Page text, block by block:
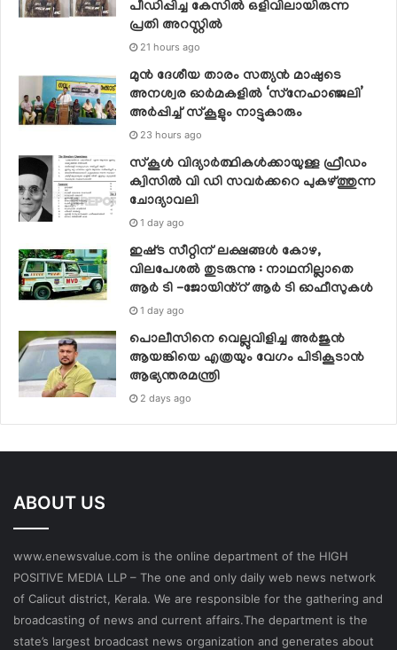
പീഡിപ്പിച്ച കേസിൽ ഒളിവിലായിരുന്ന
പ്രതി അറസ്റ്റിൽ
21 hours ago
മുൻ ദേശീയ താരം സത്യൻ മാഷുടെ
അനശ്വര ഓർമകളിൽ ‘സ്‌നേഹാഞ്ജലി’
അർപ്പിച്ച് സ്കൂളും നാട്ടുകാരും
23 hours ago
സ്‌കൂള്‍ വിദ്യാര്‍ത്ഥികള്‍ക്കായുള്ള ഫ്രീഡം
ക്വിസില്‍ വി ഡി സവര്‍ക്കറെ പുകഴ്ത്തുന്ന
ചോദ്യാവലി
1 day ago
ഇഷ്‌ട സീറ്റിന് ലക്ഷങ്ങൾ കോഴ,
വിലപേശൽ തുടരുന്നു : നാഥനില്ലാതെ
ആർ ടി -ജോയിൻ്റ് ആർ ടി ഓഫീസുകൾ
1 day ago
പൊലീസിനെ വെല്ലുവിളിച്ച അര്‍ജുന്‍
ആയങ്കിയെ എത്രയും വേഗം പിടികൂടാന്‍
ആഭ്യന്തരമന്ത്രി
2 days ago
ABOUT US
www.enewsvalue.com is the online department of the HIGH
POSITIVE MEDIA LLP – The one and only daily web news network
of Calicut district, Kerala. We are responsible for the gathering and
broadcasting of news and current affairs.The department is the
state’s largest broadcast news organization and generates about